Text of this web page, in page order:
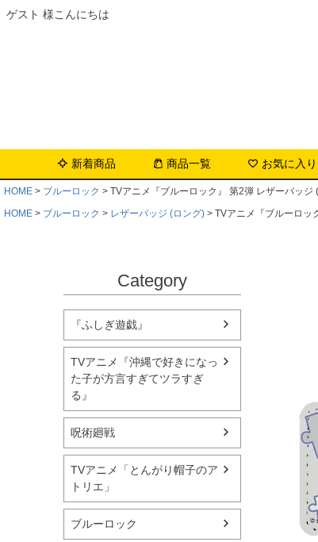
ゲスト 様こんにちは
新着商品 商品一覧 お気に入り
HOME ブルーロック
TVアニメ『ブルーロック』 第2弾 レザーバッジ
HOME
ブルーロック レザーバッジ (ロング) TVアニメ『ブルーロッ
Category
『ふしぎ遊戯』
TVアニメ『沖縄で好きになっ
た子が方言すぎてツラすぎ
る』
呪術廻戦
TVアニメ「とんがり帽子のア
トリエ」
ブルーロック